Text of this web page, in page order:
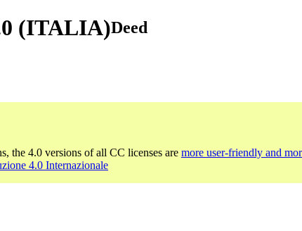
(ITALIA)Deed
the 4.0 versions of all CC licenses are more user-friendly and
4.0 Internazionale